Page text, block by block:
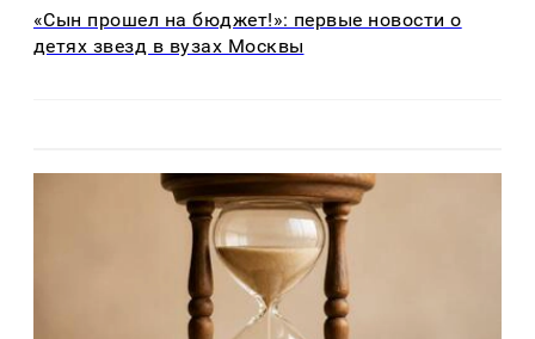
«Сын прошел на бюджет!»: первые новости о
детях звезд в вузах Москвы